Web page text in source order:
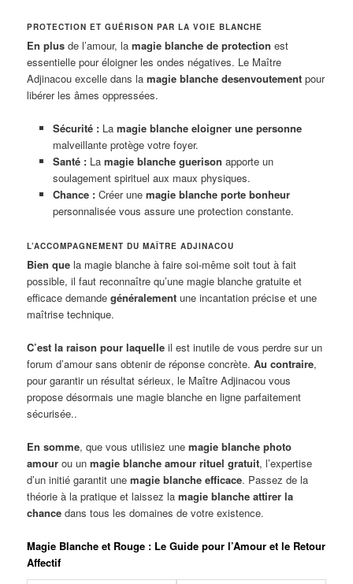
PROTECTION ET GUÉRISON PAR LA VOIE BLANCHE
En plus de l’amour, lamagie blanche de protection est
essentielle pour éloigner les ondes négatives. Le Maître
Adjinacou excelle dans lamagie blanche desenvoutement pour
libérer les âmes oppressées.
Sécurité :La magie blanche eloigner une personne
malveillante protège votre foyer.
Santé :La magie blanche guerison apporte un
soulagement spirituel aux maux physiques.
Chance :Créer une magie blanche porte bonheur
personnalisée vous assure une protection constante.
L’ACCOMPAGNEMENT DU MAÎTRE ADJINACOU
Bien que la magie blanche à faire soi-même soit tout à fait
possible, il faut reconnaître qu’une magie blanche gratuite et
efficace demandegénéralement une incantation précise et une
maîtrise technique.
C’est la raison pour laquelle il est inutile de vous perdre sur un
forum d’amour sans obtenir de réponse concrète.Au contraire,
pour garantir un résultat sérieux, le Maître Adjinacou vous
propose désormais une magie blanche en ligne parfaitement
sécurisée..
En somme, que vous utilisiez unemagie blanche photo
amour ou unmagie blanche amour rituel gratuit, l’expertise
d’un initié garantit unemagie blanche efficace. Passez de la
théorie à la pratique et laissez lamagie blanche attirer la
chance dans tous les domaines de votre existence.
Magie Blanche et Rouge : Le Guide pour l’Amour et le Retour
Affectif